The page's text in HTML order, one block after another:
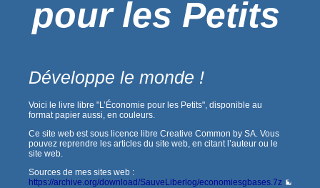
pour les Petits
Développe le monde !
Voici le livre libre "L’Économie pour les Petits", disponible au
format papier aussi, en couleurs.
Ce site web est sous licence libre Creative Common by SA. Vous
pouvez reprendre les articles du site web, en citant l’auteur ou le
site web.
Sources de mes sites web :
https://archive.org/download/SauveLiberlog/economiesgbases.7z